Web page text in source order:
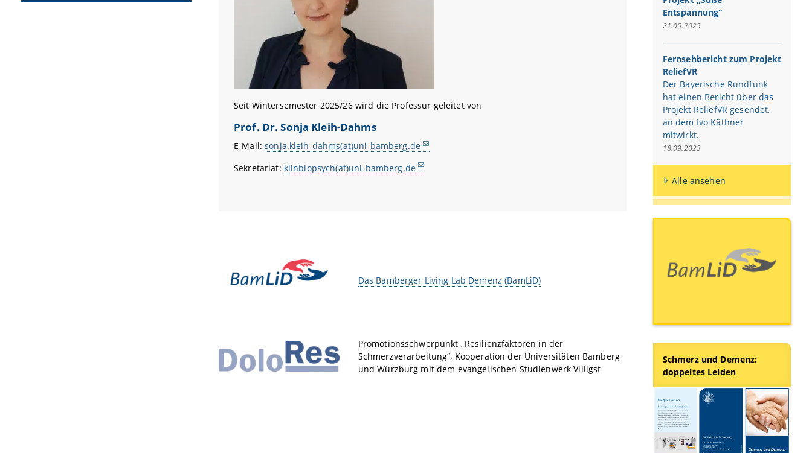
Seit Wintersemester 2025/26 wird die Professur geleitet von
Prof. Dr. Sonja Kleih-Dahms
E-Mail:sonja.kleih-dahms(at)uni-bamberg.de
Sekretariat: klinbiopsych(at)uni-bamberg.de
Das Bamberger Living Lab Demenz (BamLiD)
Promotionsschwerpunkt „Resilienzfaktoren in der
Schmerzverarbeitung“, Kooperation der Universitäten Bamberg
und Würzburg mit dem evangelischen Studienwerk Villigst
Entspannung“
21.05.2025
Fernsehbericht zum Projekt
ReliefVR
Der Bayerische Rundfunk
hat einen Bericht über das
Projekt ReliefVR gesendet,
an dem Ivo Käthner
mitwirkt.
18.09.2023
Alle ansehen
Schmerz und Demenz:
doppeltes Leiden